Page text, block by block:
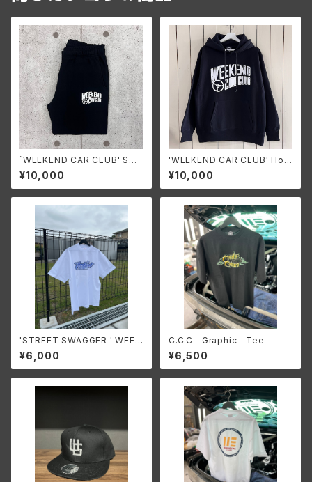
`WEEKEND CAR CLUB' Swe
at Pants
¥10,000
'WEEKEND CAR CLUB' Hoo
die
¥10,000
'STREET SWAGGER ' WEEK
END logo T-shirt 【Blue×W
hite】2025 S/S
¥6,000
C.C.C Graphic Tee
¥6,500